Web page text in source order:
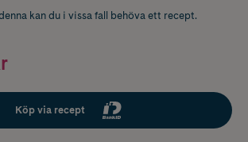
kan du i vissa fall behöva ett recept.
Köp via recept